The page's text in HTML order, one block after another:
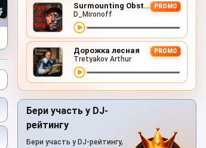
Surmounting Obstacles (D&B Remix) PROMO
D_Mironoff
Дорожка лесная PROMO
Tretyakov Arthur
Бери участь у DJ-
рейтингу
Бери участь у DJ-рейтингу,